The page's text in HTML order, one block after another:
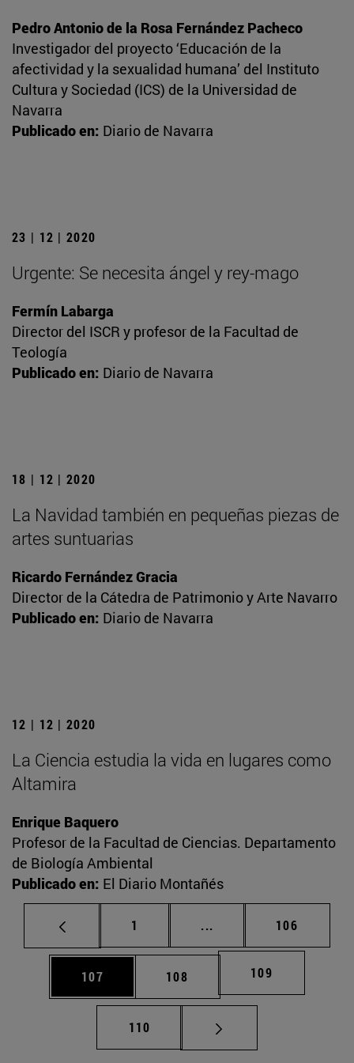
Pedro Antonio de la Rosa Fernández Pacheco
Investigador del proyecto ‘Educación de la
afectividad y la sexualidad humana’ del Instituto
Cultura y Sociedad (ICS) de la Universidad de
Navarra
Publicado en: Diario de Navarra
23 | 12 | 2020
Urgente: Se necesita ángel y rey-mago
Fermín Labarga
Director del ISCR y profesor de la Facultad de
Teología
Publicado en: Diario de Navarra
18 | 12 | 2020
La Navidad también en pequeñas piezas de
artes suntuarias
Ricardo Fernández Gracia
Director de la Cátedra de Patrimonio y Arte Navarro
Publicado en: Diario de Navarra
12 | 12 | 2020
La Ciencia estudia la vida en lugares como
Altamira
Enrique Baquero
Profesor de la Facultad de Ciencias. Departamento
de Biología Ambiental
Publicado en: El Diario Montañés
Página
1 ... Páginas intermedias
Página
106
Página
107 Página
108 Página
109
Página
110